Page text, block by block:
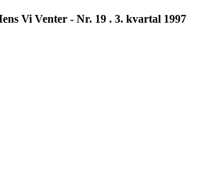
Vi Venter - Nr. 19 . 3. kvartal 1997